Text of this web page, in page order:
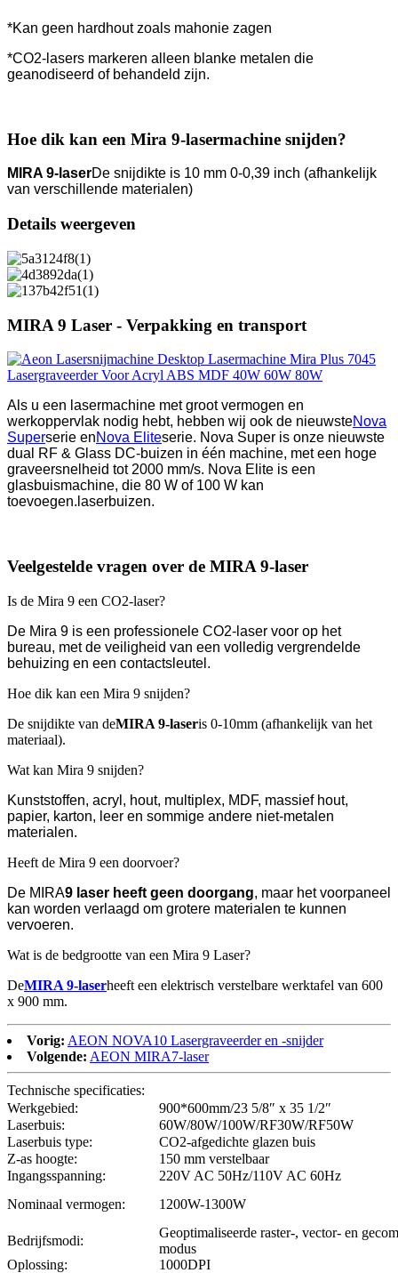
*Kan geen hardhout zoals mahonie zagen
*CO2-lasers markeren alleen blanke metalen die
geanodiseerd of behandeld zijn.
Hoe dik kan een Mira 9-lasermachine snijden?
MIRA 9-laserDe snijdikte is 10 mm 0-0,39 inch (afhankelijk
van verschillende materialen)
Details weergeven
MIRA 9 Laser - Verpakking en transport
Als u een lasermachine met groot vermogen en
werkoppervlak nodig hebt, hebben wij ook de nieuwsteNova
Superserie enNova Eliteserie. Nova Super is onze nieuwste
dual RF & Glass DC-buizen in één machine, met een hoge
graveersnelheid tot 2000 mm/s. Nova Elite is een
glasbuismachine, die 80 W of 100 W kan
toevoegen. laserbuizen.
Veelgestelde vragen over de MIRA 9-laser
Is de Mira 9 een CO2-laser?
De Mira 9 is een professionele CO2-laser voor op het
bureau, met de veiligheid van een volledig vergrendelde
behuizing en een contactsleutel.
Hoe dik kan een Mira 9 snijden?
De snijdikte van deMIRA 9-laseris 0-10mm (afhankelijk van het
materiaal).
Wat kan Mira 9 snijden?
Kunststoffen, acryl, hout, multiplex, MDF, massief hout,
papier, karton, leer en sommige andere niet-metalen
materialen.
Heeft de Mira 9 een doorvoer?
De MIRA9 laser heeft geen doorgang, maar het voorpaneel
kan worden verlaagd om grotere materialen te kunnen
vervoeren.
Wat is de bedgrootte van een Mira 9 Laser?
DeMIRA 9-laserheeft een elektrisch verstelbare werktafel van 600
x 900 mm.
Vorig: AEON NOVA10 Lasergraveerder en -snijder
Volgende: AEON MIRA7-laser
Technische specificaties:
Werkgebied:
900*600mm/23 5/8″ x 35 1/2″
Laserbuis:
60W/80W/100W/RF30W/RF50W
Laserbuis type:
CO2-afgedichte glazen buis
Z-as hoogte:
150 mm verstelbaar
Ingangsspanning:
220V AC 50Hz/110V AC 60Hz
Nominaal vermogen:
1200W-1300W
Bedrijfsmodi:
Geoptimaliseerde raster-, vector- en
modus
Oplossing:
1000DPI